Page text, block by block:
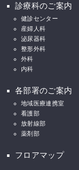
診療科のご案内
健診センター
産婦人科
泌尿器科
整形外科
外科
内科
各部署のご案内
地域医療連携室
看護部
放射線部
薬剤部
フロアマップ